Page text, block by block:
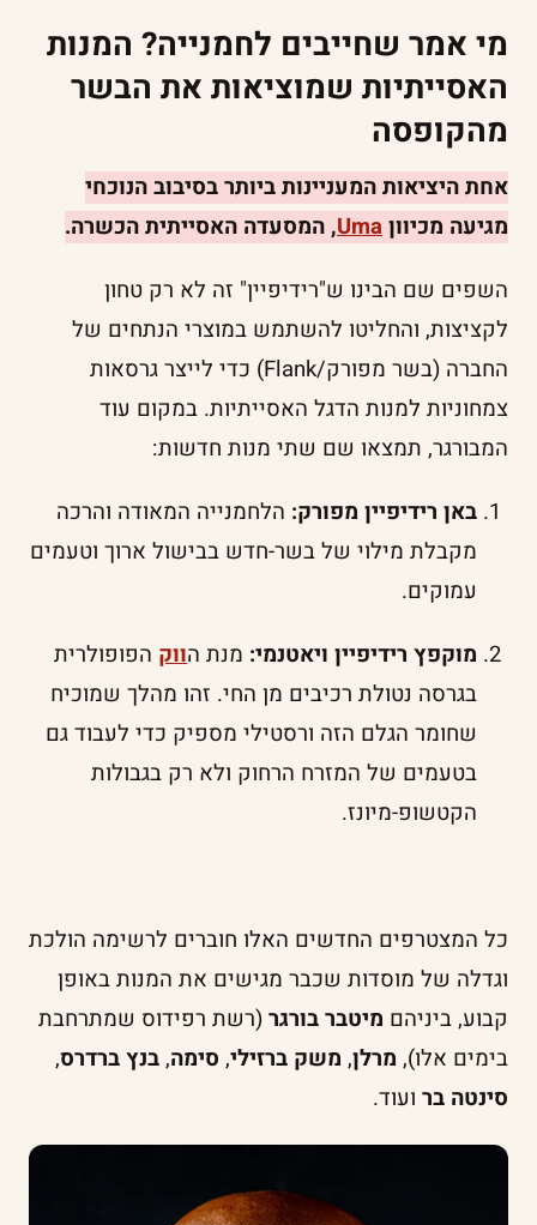
מי אמר שחייבים לחמנייה? המנות
האסייתיות שמוציאות את הבשר
מהקופסה
אחת היציאות המעניינות ביותר בסיבוב הנוכחי
מגיעה מכיווןUma, המסעדה האסייתית הכשרה.
השפים שם הבינו ש"רידיפיין" זה לא רק טחון
לקציצות, והחליטו להשתמש במוצרי הנתחים של
החברה (בשר מפורק/Flank) כדי לייצר גרסאות
צמחוניות למנות הדגל האסייתיות. במקום עוד
המבורגר, תמצאו שם שתי מנות חדשות:
באן רידיפיין מפורק: הלחמנייה המאודה והרכה
מקבלת מילוי של בשר-חדש בבישול ארוך וטעמים
עמוקים.
מוקפץ רידיפיין ויאטנמי: מנת הווק הפופולרית
בגרסה נטולת רכיבים מן החי. זהו מהלך שמוכיח
שחומר הגלם הזה ורסטילי מספיק כדי לעבוד גם
בטעמים של המזרח הרחוק ולא רק בגבולות
הקטשופ-מיונז.
כל המצטרפים החדשים האלו חוברים לרשימה הולכת
וגדלה של מוסדות שכבר מגישים את המנות באופן
קבוע, ביניהם מיטבר בורגר(רשת רפידוס שמתרחבת
בימים אלו), מרלן, משק ברזילי, סימה,בנץ ברדרס,
סינטה בר ועוד.